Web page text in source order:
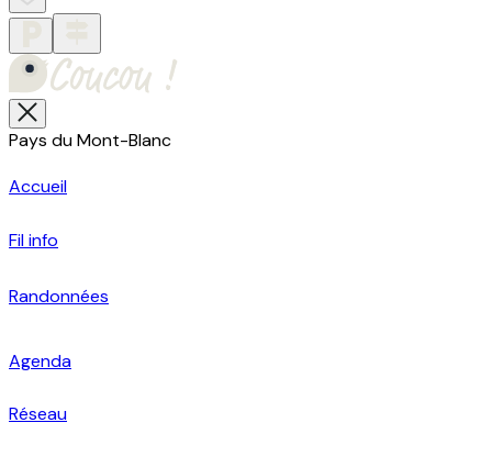
Pays du Mont-Blanc
Accueil
Fil info
Randonnées
Agenda
Réseau